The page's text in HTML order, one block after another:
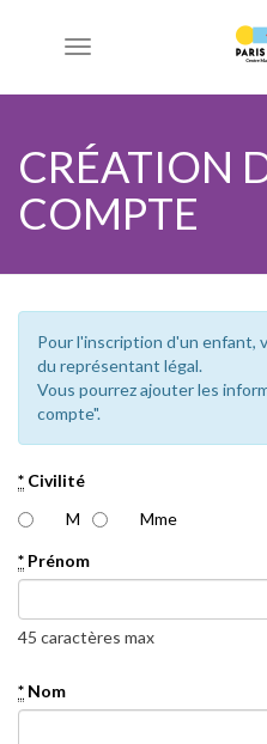
Toggle
CRÉATION
COMPTE
Pour l'inscription d'un enfant,
du représentant légal.
Vous pourrez ajouter les
compte".
* Civilité
M
Mme
* Prénom
45 caractères max
* Nom